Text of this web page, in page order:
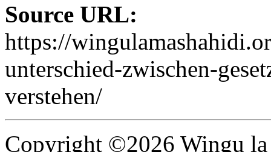
Source URL:
https://
unterschied-zwischen-
verstehen/
Copyright ©2026 Wingu la